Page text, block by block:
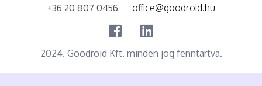
+36 20 807 0456 office@goodroid.hu
2024. Goodroid Kft. minden jog fenntartva.